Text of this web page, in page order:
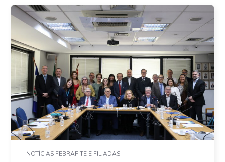
NOTÍCIAS FEBRAFITE E FILIADAS